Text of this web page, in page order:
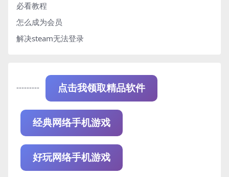
必看教程
怎么成为会员
解决steam无法登录
--------- 点击我领取精品软件
经典网络手机游戏
好玩网络手机游戏